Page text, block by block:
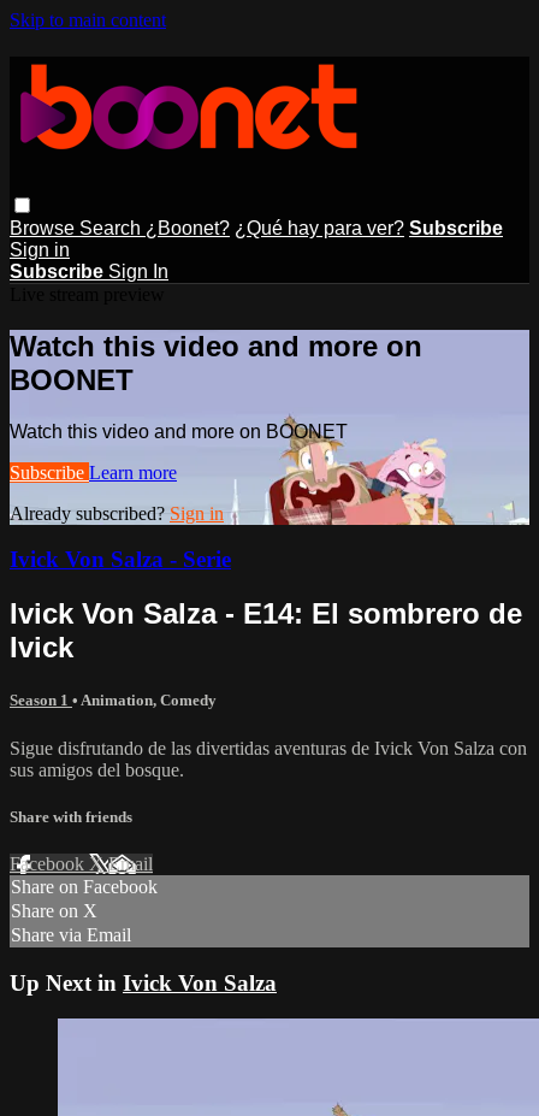
Skip to main content
Browse Search ¿Boonet? ¿Qué hay para ver? Subscribe
Sign in
Subscribe Sign In
Watch this video and more on
BOONET
Watch this video and more on BOONET
Subscribe Learn more
Already subscribed? Sign in
Ivick Von Salza - Serie
Ivick Von Salza - E14: El sombrero de
Ivick
Season 1 • Animation, Comedy
Sigue disfrutando de las divertidas aventuras de Ivick Von Salza con
sus amigos del bosque.
Share with friends
Facebook XEmail
Share on Facebook
Share on X
Share via Email
Up Next in Ivick Von Salza